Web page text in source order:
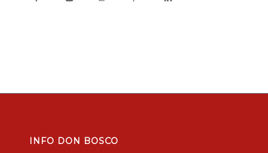
INFO DON BOSCO